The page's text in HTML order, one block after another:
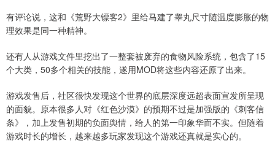
有评论说，这和《荒野大镖客2》里给马建了睾丸尺寸随温度膨胀的物
理效果是同一种精神。
还有人从游戏文件里挖出了一整套被废弃的食物风险系统，包含了15
个大类，50多个相关的技能，遂用MOD将这些内容还原了出来。
游戏发售后，社区很快发现这个世界的底层深度远超表面宣发所呈现
的面貌。原本很多人对《红色沙漠》的预期不过是加强版的《刺客信
条》，加上发售初期的负面舆情，给人的第一印象华而不实。但随着
游戏时长的增长，越来越多玩家发现这个游戏还真就是实心的。